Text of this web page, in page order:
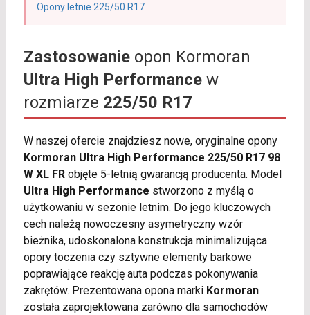
Opony letnie 225/50 R17
Zastosowanieopon Kormoran
Ultra High Performancew
rozmiarze 225/50 R17
W naszej ofercie znajdziesz nowe, oryginalne opony
Kormoran Ultra High Performance 225/50 R17 98
W XL FRobjęte 5-letnią gwarancją producenta. Model
Ultra High Performance stworzono z myślą o
użytkowaniu w sezonie letnim. Do jego kluczowych
cech należą nowoczesny asymetryczny wzór
bieżnika, udoskonalona konstrukcja minimalizująca
opory toczenia czy sztywne elementy barkowe
poprawiające reakcję auta podczas pokonywania
zakrętów. Prezentowana opona marki Kormoran
została zaprojektowana zarówno dla samochodów